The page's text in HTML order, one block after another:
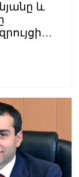
և
են
գործում
տարվա